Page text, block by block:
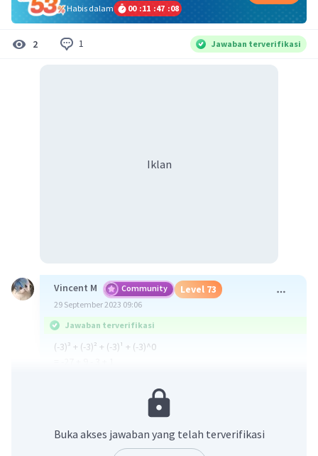
Habis dalam
00 :11 :47 :08
2 1 Jawaban terverifikasi
Iklan
Vincent M Community Level 73
29 September 2023 09:06
Jawaban terverifikasi
(-3)³ + (-3)² + (-3)¹ + (-3)^0
Beri Rating·5.0(1) Balas
Buka akses jawaban yang telah terverifikasi